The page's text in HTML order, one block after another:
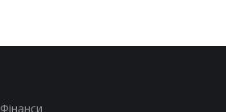
Фінанси